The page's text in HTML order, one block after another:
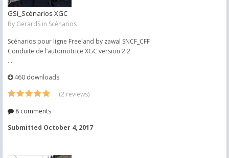
GSi_Scénarios XGC
By GerardS in Scénarios
Scénarios pour ligne Freeland by zawal SNCF_CFF
Conduite de l’automotrice XGC version 2.2
...
460 downloads
(2 reviews)
8 comments
Submitted October 4, 2017